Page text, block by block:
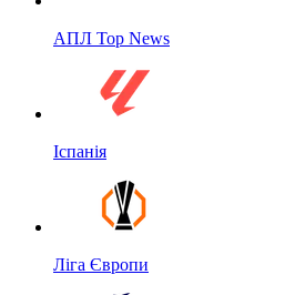
АПЛ Top News
Іспанія
Ліга Європи